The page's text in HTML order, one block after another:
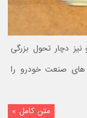
خودرو نیز دچار تحول بزرگی
های صنعت خودرو را
متن کامل »